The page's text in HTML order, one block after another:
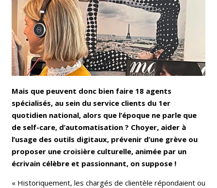
Email Facebook LinkedIn
Bluesky Whatsapp
Mais que peuvent donc bien faire 18 agents
spécialisés, au sein du service clients du 1er
quotidien national, alors que l’époque ne parle que
de self-care, d’automatisation ? Choyer, aider à
l’usage des outils digitaux, prévenir d’une grève ou
proposer une croisière culturelle, animée par un
écrivain célèbre et passionnant, on suppose !
« Historiquement, les chargés de clientèle répondaient ou